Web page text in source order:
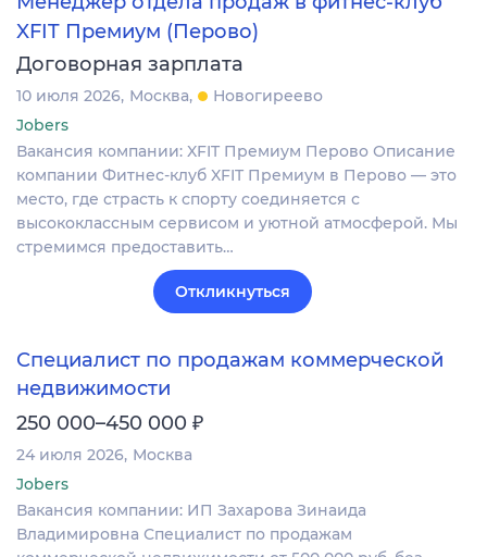
XFIT Премиум (Перово)
Договорная зарплата
10 июля 2026 Москва
Новогиреево
Jobers
Вакансия компании: XFIT Премиум Перово Описание
компании Фитнес-клуб XFIT Премиум в Перово — это
место, где страсть к спорту соединяется с
высококлассным сервисом и уютной атмосферой. Мы
стремимся предоставить…
Откликнуться
Специалист по продажам коммерческой
недвижимости
250 000–450 000 ₽
24 июля 2026 Москва
Jobers
Вакансия компании: ИП Захарова Зинаида
Владимировна Специалист по продажам